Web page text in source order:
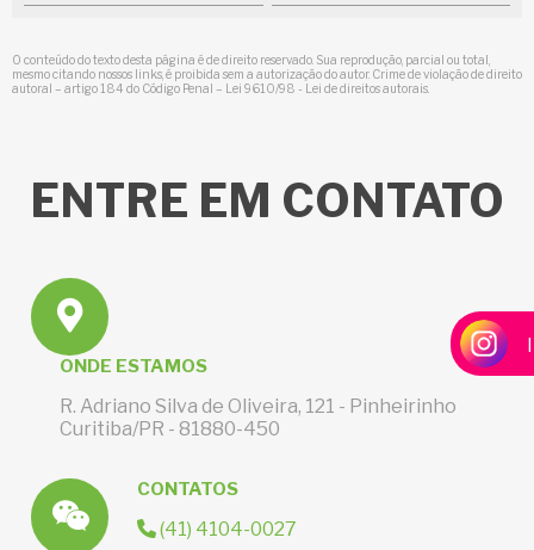
O conteúdo do texto desta página é de direito reservado. Sua reprodução, parcial ou total,
mesmo citando nossos links, é proibida sem a autorização do autor. Crime de violação de direito
autoral – artigo 184 do Código Penal – Lei 9610/98 - Lei de direitos autorais
ENTRE EM CONTATO
ONDE ESTAMOS
R. Adriano Silva de Oliveira, 121 - Pinheirinho
Curitiba/PR - 81880-450
CONTATOS
(41) 4104-0027